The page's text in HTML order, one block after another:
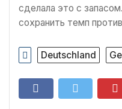
сделала это с
сохранить темп
Deutschland